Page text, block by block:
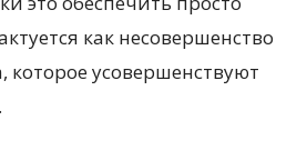
как несовершенство
которое усовершенствуют